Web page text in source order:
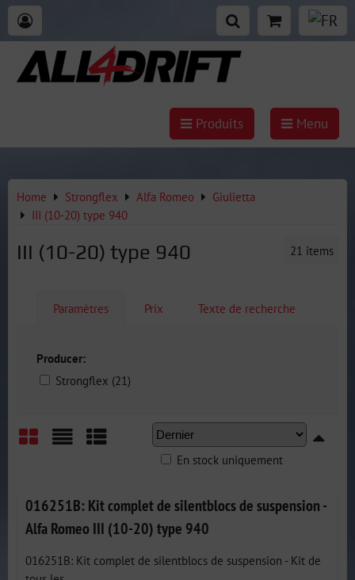
Produits Menu
Home Strongflex Alfa Romeo
Giulietta
III (10-20) type 940
III (10-20) type 940 21 items
Paramètres Prix Texte de recherche
Producer:
Strongflex (21)
En stock uniquement
016251B: Kit complet de silentblocs de suspension -
Alfa Romeo III (10-20) type 940
016251B: Kit complet de silentblocs de suspension - Kit de